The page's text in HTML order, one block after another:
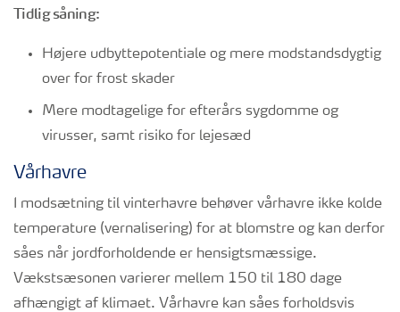
Tidlig såning:
Højere udbyttepotentiale og mere modstandsdygtig
over for frost skader
Mere modtagelige for efterårs sygdomme og
virusser, samt risiko for lejesæd
Vårhavre
I modsætning til vinterhavre behøver vårhavre ikke kolde
temperature (vernalisering) for at blomstre og kan derfor
såes når jordforholdende er hensigtsmæssige.
Vækstsæsonen varierer mellem 150 til 180 dage
afhængigt af klimaet. Vårhavre kan såes forholdsvis